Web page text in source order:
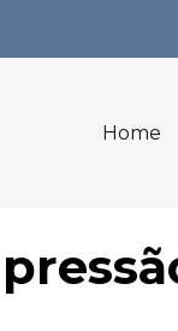
Home